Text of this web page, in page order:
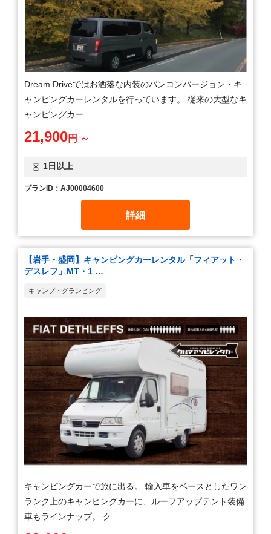
Dream Driveではお洒落な内装のバンコンバージョン・キ
ャンピングカーレンタルを行っています。 従来の大型なキ
ャンピングカー …
1日以上
21,900円 ～
プランID：AJ00004600
詳細
【岩手・盛岡】キャンピングカーレンタル「フィアット・
デスレフ」MT・1 …
キャンプ・グランピング
キャンピングカーで旅に出る。 輸入車をベースとしたワン
ランク上のキャンピングカーに、ルーフアップテント装備
車もラインナップ。 ク …